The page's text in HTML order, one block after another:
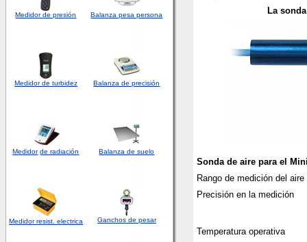
Medidor de presión Balanza pesa persona
Medidor de turbidez Balanza de precisión
Medidor de radiación Balanza de suelo
Medidorresist. electrica Ganchos de pesar
La
Sonda de aire para el
Rango de medición del aire
Precisión en la medición
Temperatura operativa